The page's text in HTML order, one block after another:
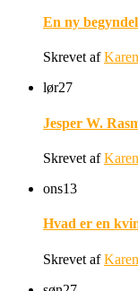
En ny
Skrevet af
lør27
Jesper W.
Skrevet af
ons13
Hvad er en
Skrevet af